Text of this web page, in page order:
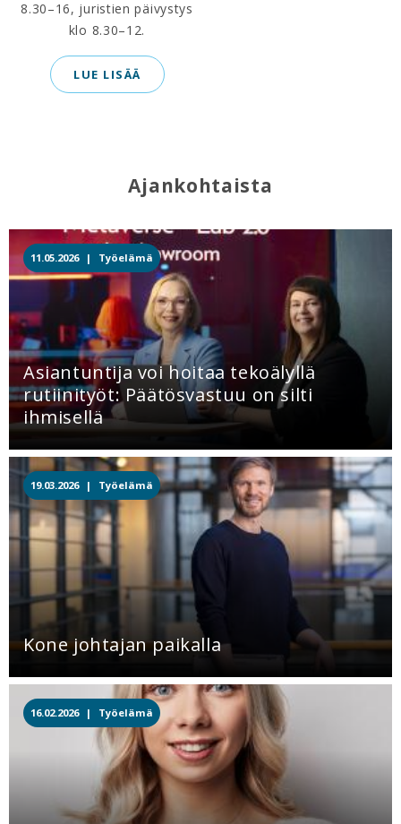
8.30–16, juristien päivystys
klo 8.30–12.
LUE LISÄÄ
Ajankohtaista
11.05.2026 | Työelämä
Asiantuntija voi hoitaa tekoälyllä
rutiinityöt: Päätösvastuu on silti
ihmisellä
19.03.2026 | Työelämä
Kone johtajan paikalla
16.02.2026 | Työelämä